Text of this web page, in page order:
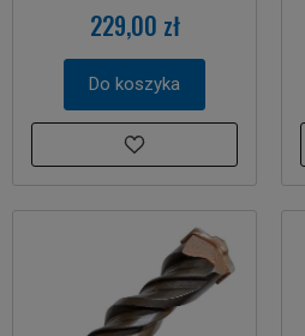
229,00 zł
Do koszyka